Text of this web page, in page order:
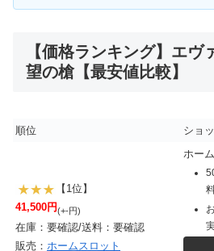
【価格ランキング】エヴ
望の槍【最安値比較】
順位 ショ
【1位】
41,500円(+-円)
在庫：要確認/送料：要確認
販売： ホームスロット
ホー